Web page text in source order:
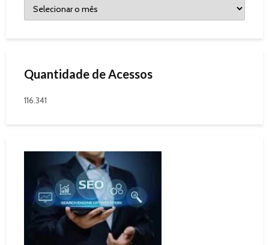
Quantidade de Acessos
116.341